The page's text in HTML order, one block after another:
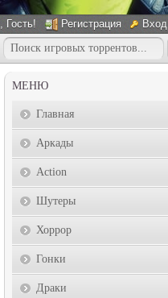
, Гость! Регистрация Вход
МЕНЮ
Главная
Аркады
Action
Шутеры
Хоррор
Гонки
Драки